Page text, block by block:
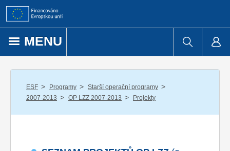
Přejít k obsahu
MENU
ESF / Programy / Starší operační programy /
2007-2013 / OP LZZ 2007-2013 / Projekty